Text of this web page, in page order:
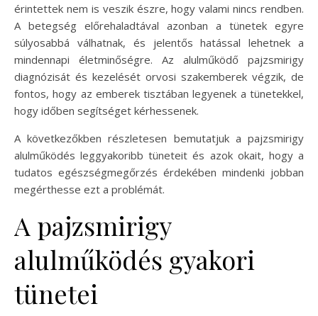
érintettek nem is veszik észre, hogy valami nincs rendben.
A betegség előrehaladtával azonban a tünetek egyre
súlyosabbá válhatnak, és jelentős hatással lehetnek a
mindennapi életminőségre. Az alulműködő pajzsmirigy
diagnózisát és kezelését orvosi szakemberek végzik, de
fontos, hogy az emberek tisztában legyenek a tünetekkel,
hogy időben segítséget kérhessenek.
A következőkben részletesen bemutatjuk a pajzsmirigy
alulműködés leggyakoribb tüneteit és azok okait, hogy a
tudatos egészségmegőrzés érdekében mindenki jobban
megérthesse ezt a problémát.
A pajzsmirigy
alulműködés gyakori
tünetei